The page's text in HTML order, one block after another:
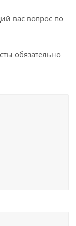
вас вопрос по
обязательно